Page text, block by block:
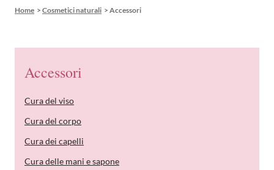
Home > Cosmetici naturali > Accessori
Accessori
Cura del viso
Cura del corpo
Cura dei capelli
Cura delle mani e sapone